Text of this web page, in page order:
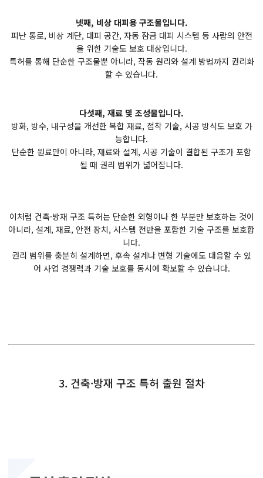
넷째, 비상 대피용 구조물입니다.
피난 통로, 비상 계단, 대피 공간, 자동 잠금 대피 시스템 등 사람의 안전
을 위한 기술도 보호 대상입니다.
특허를 통해 단순한 구조물뿐 아니라, 작동 원리와 설계 방법까지 권리화
할 수 있습니다.
다섯째, 재료 및 조성물입니다.
방화, 방수, 내구성을 개선한 복합 재료, 접착 기술, 시공 방식도 보호 가
능합니다.
단순한 원료만이 아니라, 재료와 설계, 시공 기술이 결합된 구조가 포함
될 때 권리 범위가 넓어집니다.
이처럼 건축·방재 구조 특허는 단순한 외형이나 한 부분만 보호하는 것이
아니라, 설계, 재료, 안전 장치, 시스템 전반을 포함한 기술 구조를 보호합
니다.
권리 범위를 충분히 설계하면, 후속 설계나 변형 기술에도 대응할 수 있
어 사업 경쟁력과 기술 보호를 동시에 확보할 수 있습니다.
3. 건축·방재 구조 특허 출원 절차